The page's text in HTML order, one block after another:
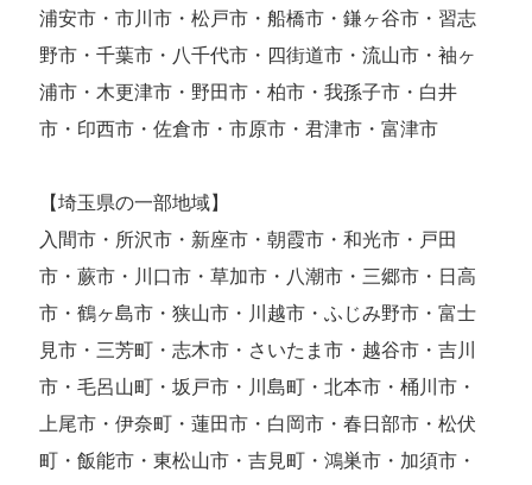
浦安市・市川市・松戸市・船橋市・鎌ヶ谷市・習志
野市・千葉市・八千代市・四街道市・流山市・袖ヶ
浦市・木更津市・野田市・柏市・我孫子市・白井
市・印西市・佐倉市・市原市・君津市・富津市
【埼玉県の一部地域】
入間市・所沢市・新座市・朝霞市・和光市・戸田
市・蕨市・川口市・草加市・八潮市・三郷市・日高
市・鶴ヶ島市・狭山市・川越市・ふじみ野市・富士
見市・三芳町・志木市・さいたま市・越谷市・吉川
市・毛呂山町・坂戸市・川島町・北本市・桶川市・
上尾市・伊奈町・蓮田市・白岡市・春日部市・松伏
町・飯能市・東松山市・吉見町・鴻巣市・加須市・